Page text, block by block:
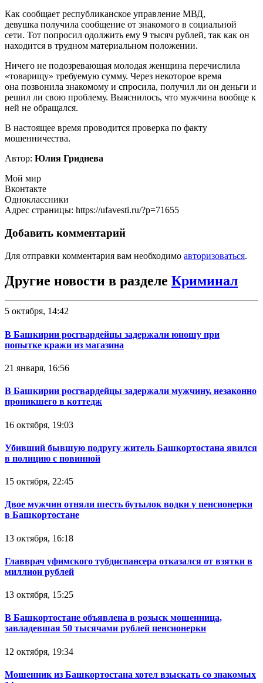
Как сообщает республиканское управление МВД,
девушка получила сообщение от знакомого в социальной
сети. Тот попросил одолжить ему 9 тысяч рублей, так как он
находится в трудном материальном положении.
Ничего не подозревающая молодая женщина перечислила
«товарищу» требуемую сумму. Через некоторое время
она позвонила знакомому и спросила, получил ли он деньги и
решил ли свою проблему. Выяснилось, что мужчина вообще к
ней не обращался.
В настоящее время проводится проверка по факту
мошенничества.
Автор: Юлия Гриднева
Мой мир
Вконтакте
Одноклассники
Адрес страницы: https://ufavesti.ru/?p=71655
Добавить комментарий
Для отправки комментария вам необходимо авторизоваться.
Другие новости в разделе Криминал
5 октября, 14:42
В Башкирии росгвардейцы задержали юношу при
попытке кражи из магазина
21 января, 16:56
В Башкирии росгвардейцы задержали мужчину, незаконно
проникшего в коттедж
16 октября, 19:03
Убивший бывшую подругу житель Башкортостана явился
в полицию с повинной
15 октября, 22:45
Двое мужчин отняли шесть бутылок водки у пенсионерки
в Башкортостане
13 октября, 16:18
Главврач уфимского тубдиспансера отказался от взятки в
миллион рублей
13 октября, 15:25
В Башкортостане объявлена в розыск мошенница,
завладевшая 50 тысячами рублей пенсионерки
12 октября, 19:34
Мошенник из Башкортостана хотел взыскать со знакомых